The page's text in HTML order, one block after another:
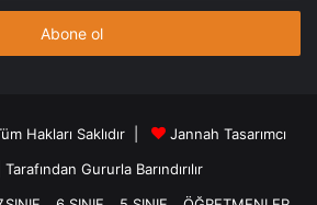
Hakları Saklıdır |
Jannah Tasarımcı
| Tarafından Gururla Barındırılır